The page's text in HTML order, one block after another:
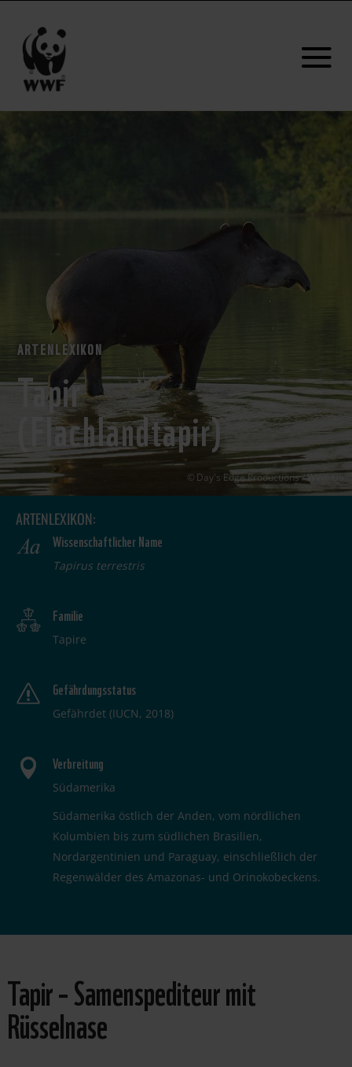
ARTENLEXIKON
Tapir
(Flachlandtapir)
Day's Edge Productions / WWF US
ARTENLEXIKON:
Wissenschaftlicher Name
Tapirus terrestris
Familie
Tapire
Gefährdungsstatus
Gefährdet (IUCN, 2018)
Verbreitung
Südamerika
Südamerika östlich der Anden, vom nördlichen
Kolumbien bis zum südlichen Brasilien,
Nordargentinien und Paraguay, einschließlich der
Regenwälder des Amazonas- und Orinokobeckens.
Tapir – Samenspediteur mit
Rüsselnase